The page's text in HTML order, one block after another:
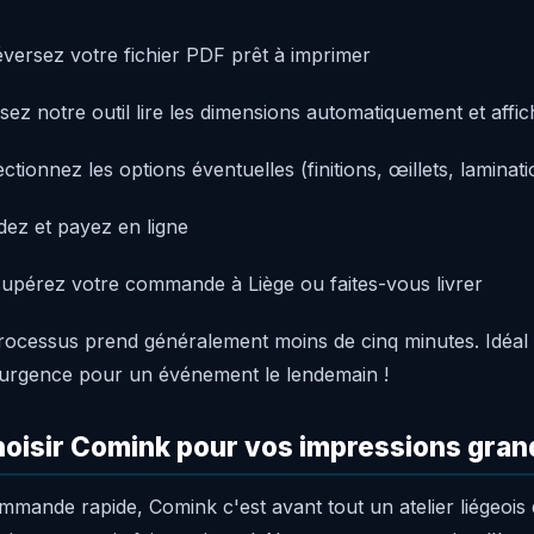
votre fichier PDF prêt à imprimer
notre outil lire les dimensions automatiquement et
les options éventuelles (finitions, œillets,
et payez en ligne
votre commande à Liège ou faites-vous livrer
prend généralement moins de cinq minutes.
pour un événement le lendemain !
Comink pour vos impressions
rapide, Comink c'est avant tout un atelier liégeois